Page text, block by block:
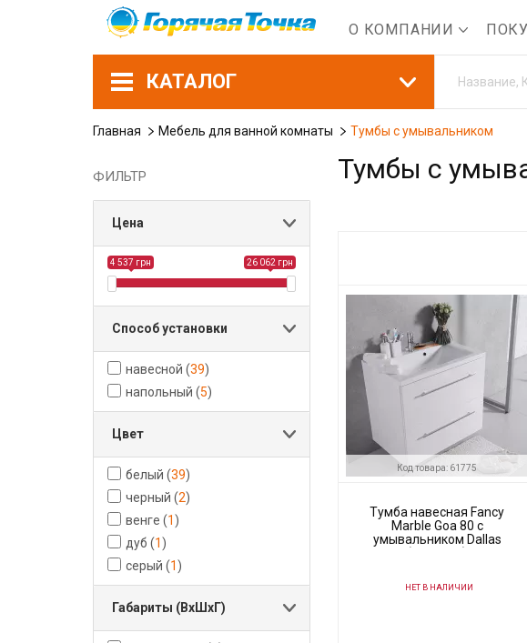
О КОМПАНИИ
КАТАЛОГ
Главная Мебель для ванной комнаты Тумбы с умывальником
ФИЛЬТР
Цена
4 537 грн 26 062 грн
Способ установки
навесной (39)
напольный (5)
Цвет
белый (39)
черный (2)
венге (1 )
дуб (1 )
серый (1 )
Габариты (ВхШхГ)
Тумбы с
Код товара: 61775
Тумба навесная Fancy
Marble Goa 80 с
умывальником Dallas
НЕТ В НАЛИЧИИ